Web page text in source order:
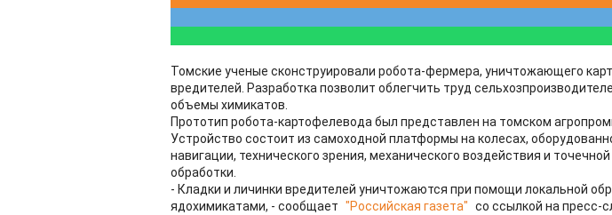
Томские ученые сконструировали робота-фермера, уничтожающего
вредителей. Разработка позволит облегчить труд
объемы химикатов.
Прототип робота-картофелевода был представлен на томском
Устройство состоит из самоходной платформы на колесах,
навигации, технического зрения, механического воздействия и
обработки.
- Кладки и личинки вредителей уничтожаются при помощи локальной
ядохимикатами, - сообщает "Российская газета" со ссылкой на пресс-